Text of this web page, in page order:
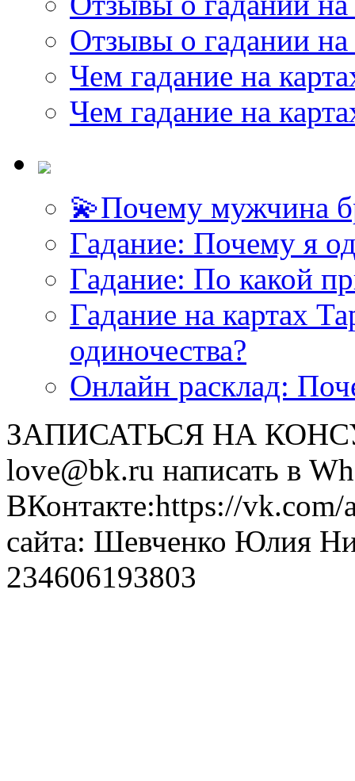
Отзывы о гадании на
Чем гадание на
Чем гадание на
💫Почему мужчина
Гадание: Почему я
Гадание: По какой
Гадание на картах
одиночества?
Онлайн расклад:
ЗАПИСАТЬСЯ НА
love@bk.ru написать в
ВКонтакте:https://
сайта: Шевченко Юлия
234606193803